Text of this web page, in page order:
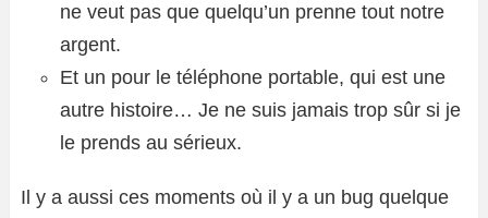
ne veut pas que quelqu’un prenne tout notre
argent.
Et un pour le téléphone portable, qui est une
autre histoire… Je ne suis jamais trop sûr si je
le prends au sérieux.
Il y a aussi ces moments où il y a un bug quelque